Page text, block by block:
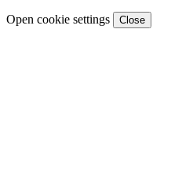
Open cookie settings Close